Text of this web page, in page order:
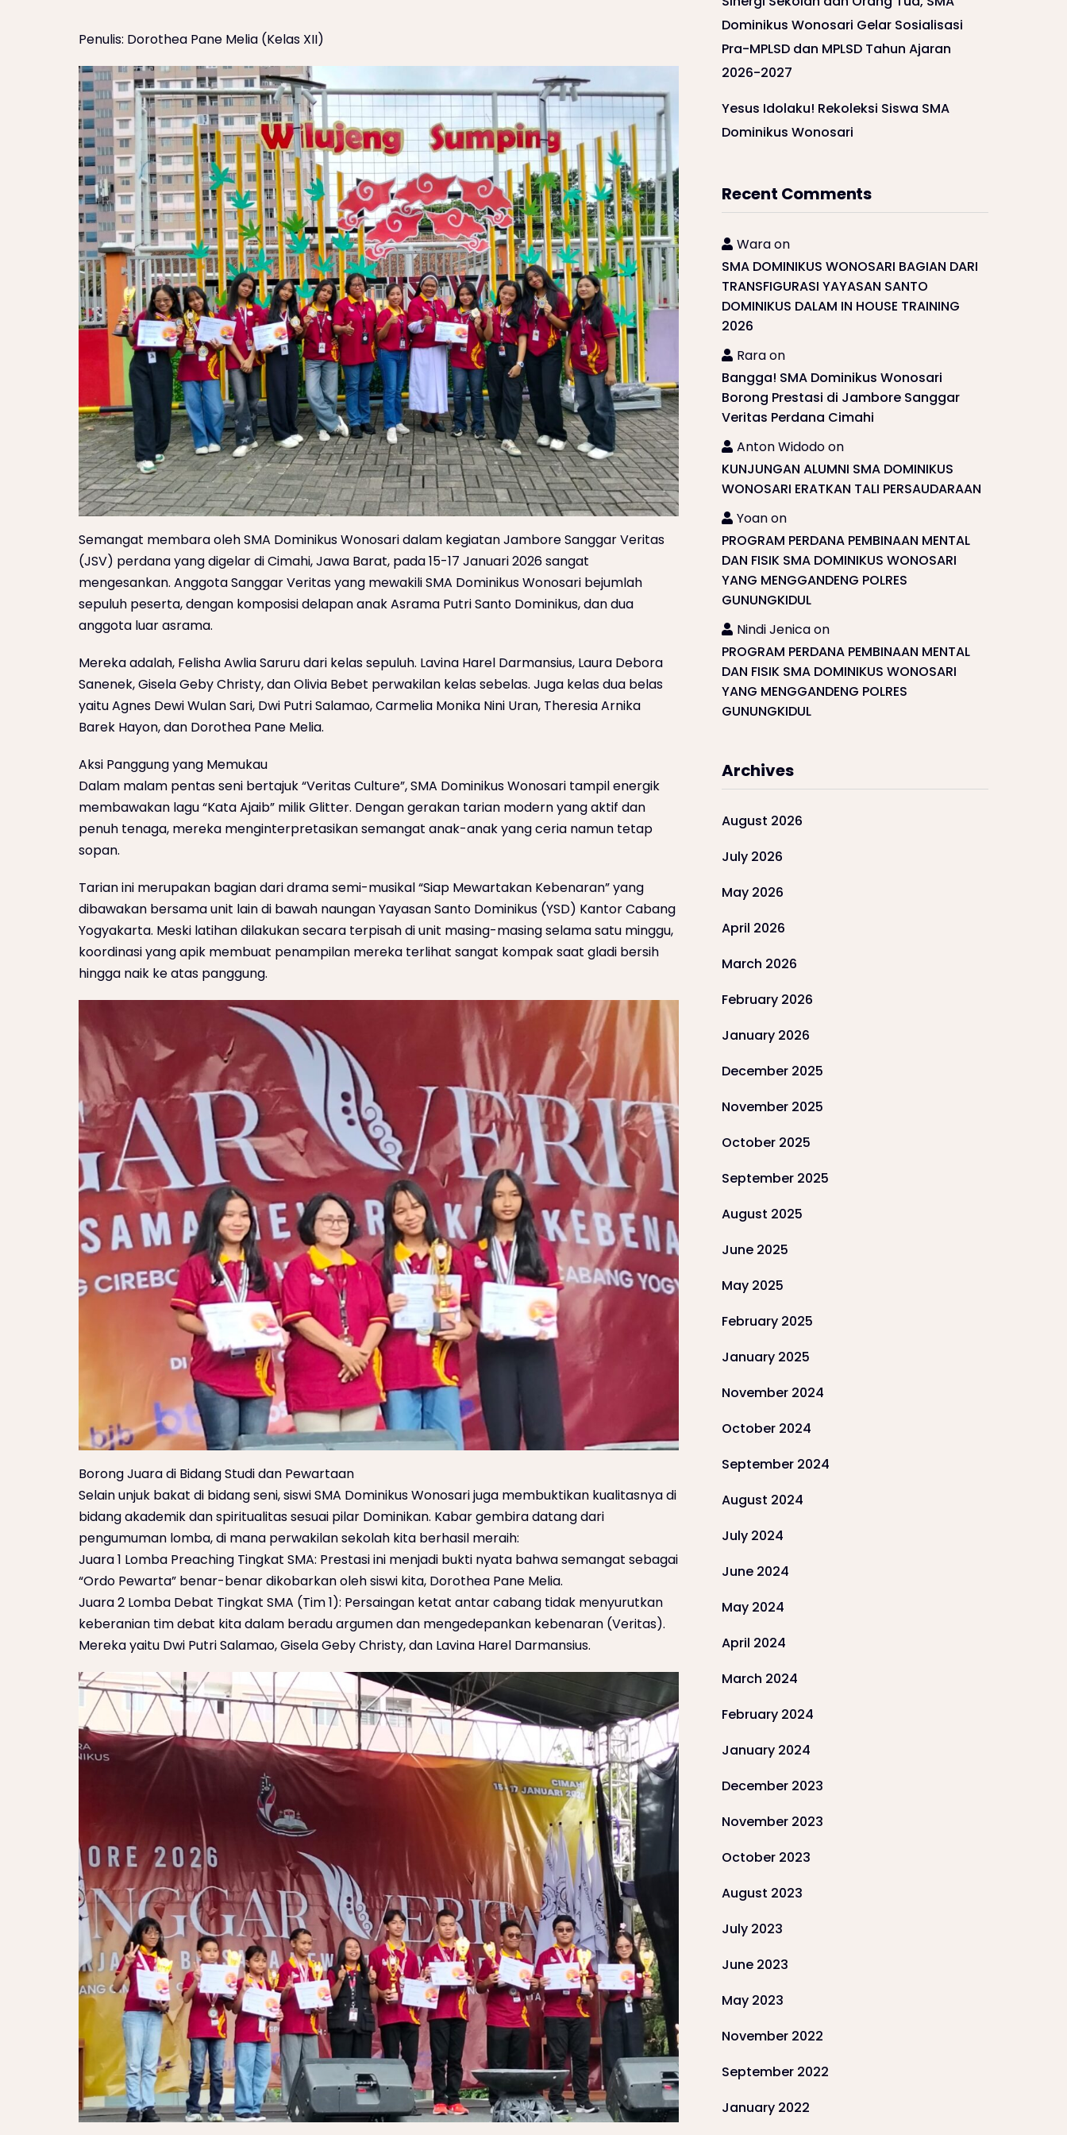
Penulis: Dorothea Pane Melia (Kelas XII)
Semangat membara oleh SMA Dominikus Wonosari dalam kegiatan Jambore Sanggar Veritas
(JSV) perdana yang digelar di Cimahi, Jawa Barat, pada 15-17 Januari 2026 sangat
mengesankan. Anggota Sanggar Veritas yang mewakili SMA Dominikus Wonosari bejumlah
sepuluh peserta, dengan komposisi delapan anak Asrama Putri Santo Dominikus, dan dua
anggota luar asrama.
Mereka adalah, Felisha Awlia Saruru dari kelas sepuluh. Lavina Harel Darmansius, Laura Debora
Sanenek, Gisela Geby Christy, dan Olivia Bebet perwakilan kelas sebelas. Juga kelas dua belas
yaitu Agnes Dewi Wulan Sari, Dwi Putri Salamao, Carmelia Monika Nini Uran, Theresia Arnika
Barek Hayon, dan Dorothea Pane Melia.
Aksi Panggung yang Memukau
Dalam malam pentas seni bertajuk “Veritas Culture”, SMA Dominikus Wonosari tampil energik
membawakan lagu “Kata Ajaib” milik Glitter. Dengan gerakan tarian modern yang aktif dan
penuh tenaga, mereka menginterpretasikan semangat anak-anak yang ceria namun tetap
sopan.
Tarian ini merupakan bagian dari drama semi-musikal “Siap Mewartakan Kebenaran” yang
dibawakan bersama unit lain di bawah naungan Yayasan Santo Dominikus (YSD) Kantor Cabang
Yogyakarta. Meski latihan dilakukan secara terpisah di unit masing-masing selama satu minggu,
koordinasi yang apik membuat penampilan mereka terlihat sangat kompak saat gladi bersih
hingga naik ke atas panggung.
Borong Juara di Bidang Studi dan Pewartaan
Selain unjuk bakat di bidang seni, siswi SMA Dominikus Wonosari juga membuktikan kualitasnya di
bidang akademik dan spiritualitas sesuai pilar Dominikan. Kabar gembira datang dari
pengumuman lomba, di mana perwakilan sekolah kita berhasil meraih:
Juara 1 Lomba Preaching Tingkat SMA: Prestasi ini menjadi bukti nyata bahwa semangat sebagai
“Ordo Pewarta” benar-benar dikobarkan oleh siswi kita, Dorothea Pane Melia.
Juara 2 Lomba Debat Tingkat SMA (Tim 1): Persaingan ketat antar cabang tidak menyurutkan
keberanian tim debat kita dalam beradu argumen dan mengedepankan kebenaran (Veritas).
Mereka yaitu Dwi Putri Salamao, Gisela Geby Christy, dan Lavina Harel Darmansius.
Dominikus Wonosari Gelar Sosialisasi
Pra-MPLSD dan MPLSD Tahun Ajaran
2026-2027
Yesus Idolaku! Rekoleksi Siswa SMA
Dominikus Wonosari
Recent Comments
Waraon
SMA DOMINIKUS WONOSARI BAGIAN DARI
TRANSFIGURASI YAYASAN SANTO
DOMINIKUS DALAM IN HOUSE TRAINING
2026
Raraon
Bangga! SMA Dominikus Wonosari
Borong Prestasi di Jambore Sanggar
Veritas Perdana Cimahi
Anton Widodoon
KUNJUNGAN ALUMNI SMA DOMINIKUS
WONOSARI ERATKAN TALI PERSAUDARAAN
Yoanon
PROGRAM PERDANA PEMBINAAN MENTAL
DAN FISIK SMA DOMINIKUS WONOSARI
YANG MENGGANDENG POLRES
GUNUNGKIDUL
Nindi Jenicaon
PROGRAM PERDANA PEMBINAAN MENTAL
DAN FISIK SMA DOMINIKUS WONOSARI
YANG MENGGANDENG POLRES
GUNUNGKIDUL
Archives
August 2026
July 2026
May 2026
April 2026
March 2026
February 2026
January 2026
December 2025
November 2025
October 2025
September 2025
August 2025
June 2025
May 2025
February 2025
January 2025
November 2024
October 2024
September 2024
August 2024
July 2024
June 2024
May 2024
April 2024
March 2024
February 2024
January 2024
December 2023
November 2023
October 2023
August 2023
July 2023
June 2023
May 2023
November 2022
September 2022
January 2022